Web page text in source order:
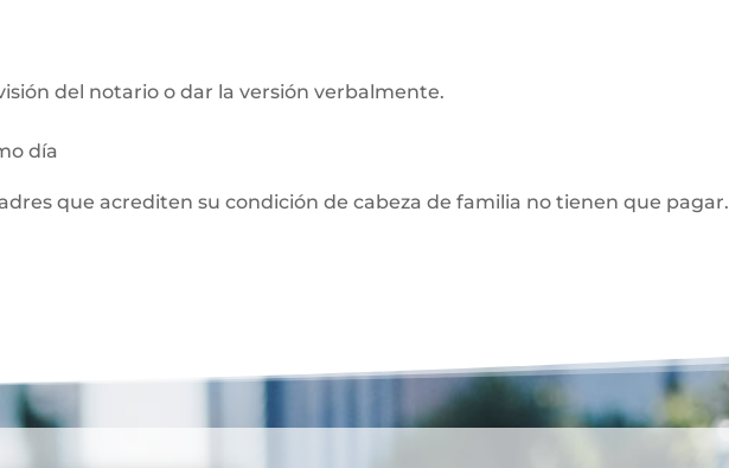
del notario o dar la versión verbalmente.
día
que acrediten su condición de cabeza de familia no tienen que pagar.